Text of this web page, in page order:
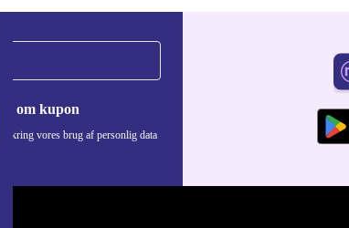
om kupon
vores brug af personlig data